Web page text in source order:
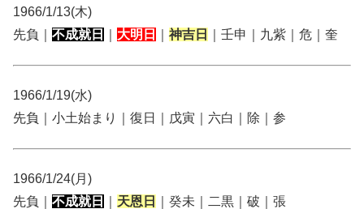
1966/1/13(木)
先負｜ 不成就日 大明日 神吉日 ｜壬申｜九紫｜危｜奎
1966/1/19(水)
先負｜小土始まり｜復日｜戊寅｜六白｜除｜参
1966/1/24(月)
先負｜ 不成就日 天恩日 ｜癸未｜二黒｜破｜張